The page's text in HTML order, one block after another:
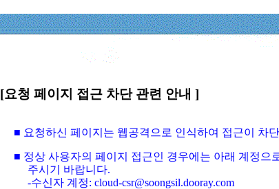
[요청 페이지 접근 차단 관련 안내 ]
■ 요청하신 페이지는 웹공격으로 인식하여 접근이 차
■ 정상 사용자의 페이지 접근인 경우에는 아래 계정으
주시기 바랍니다.
-수신자 계정: cloud-csr@soongsil.dooray.com